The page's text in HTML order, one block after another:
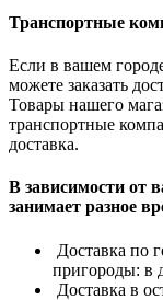
Транспортные
Если в вашем
можете заказать
Товары нашего
транспортные
доставка.
В зависимости от
занимает разное
Доставка по
пригороды: в
Доставка в